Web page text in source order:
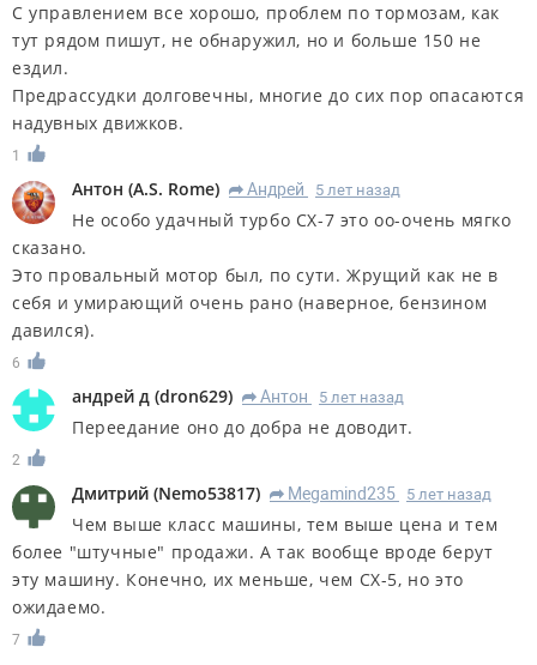
С управлением все хорошо, проблем по тормозам, как
тут рядом пишут, не обнаружил, но и больше 150 не
ездил.
Предрассудки долговечны, многие до сих пор опасаются
надувных движков.
1
Антон (A.S. Rome) R Андрей 5 лет назад
Не особо удачный турбо СХ-7 это оо-очень мягко
сказано.
Это провальный мотор был, по сути. Жрущий как не в
себя и умирающий очень рано (наверное, бензином
давился).
6
андрей д (dron629) R Антон 5 лет назад
Переедание оно до добра не доводит.
2
Дмитрий (Nemo53817) R Megamind235 5 лет назад
Чем выше класс машины, тем выше цена и тем
более "штучные" продажи. А так вообще вроде берут
эту машину. Конечно, их меньше, чем CX-5, но это
ожидаемо.
7